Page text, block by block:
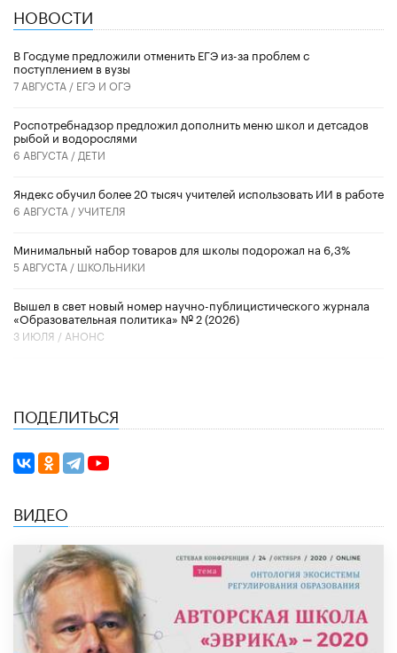
НОВОСТИ
В Госдуме предложили отменить ЕГЭ из-за проблем с
поступлением в вузы
7 АВГУСТА / ЕГЭ И ОГЭ
Роспотребнадзор предложил дополнить меню школ и детсадов
рыбой и водорослями
6 АВГУСТА / ДЕТИ
​Яндекс обучил более 20 тысяч учителей использовать ИИ в работе
6 АВГУСТА /УЧИТЕЛЯ
Минимальный набор товаров для школы подорожал на 6,3%
5 АВГУСТА / ШКОЛЬНИКИ
Вышел в свет новый номер научно-публицистического журнала
«Образовательная политика» № 2 (2026)
3 ИЮЛЯ / АНОНС
ПОДЕЛИТЬСЯ
ВИДЕО